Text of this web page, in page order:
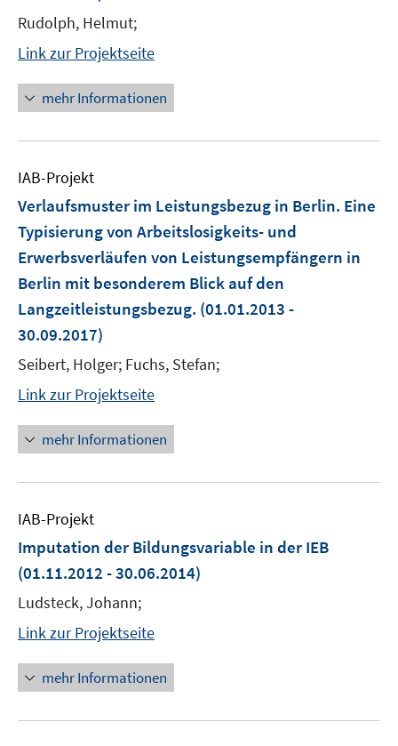
Rudolph, Helmut;
Link zur Projektseite
mehr Informationen
IAB-Projekt
Verlaufsmuster im Leistungsbezug in Berlin. Eine
Typisierung von Arbeitslosigkeits- und
Erwerbsverläufen von Leistungsempfängern in
Berlin mit besonderem Blick auf den
Langzeitleistungsbezug. (01.01.2013 -
30.09.2017)
Seibert, Holger; Fuchs, Stefan;
Link zur Projektseite
mehr Informationen
IAB-Projekt
Imputation der Bildungsvariable in der IEB
(01.11.2012 - 30.06.2014)
Ludsteck, Johann;
Link zur Projektseite
mehr Informationen